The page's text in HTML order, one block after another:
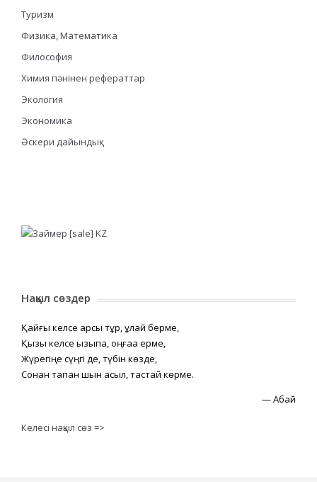
Туризм
Физика, Математика
Философия
Химия пәнінен рефераттар
Экология
Экономика
Әскери дайындық
Нақыл сөздер
Қайғы келсе қарсы тұр, құлай берме,
Қызық келсе қызықпа, оңғаққа ерме,
Жүрегіңе сүңгі де, түбін көзде,
Сонан тапқан шын асыл, тастай көрме.
—Абай
Келесі нақыл сөз =>